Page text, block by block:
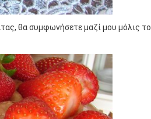
θα συμφωνήσετε μαζί μου μόλις το